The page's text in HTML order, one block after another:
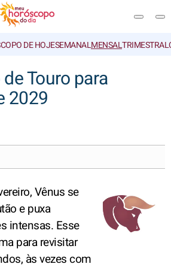
DE HOJESEMANALMENSALTRIMESTRAL
Touro para
2029
Vênus se
e puxa
intensas. Esse
para revisitar
às vezes com